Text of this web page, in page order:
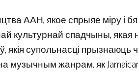
ААН, якое спрыяе міру і
культурнай спадчыны, якая
якія супольнасці
музычным жанрам, як